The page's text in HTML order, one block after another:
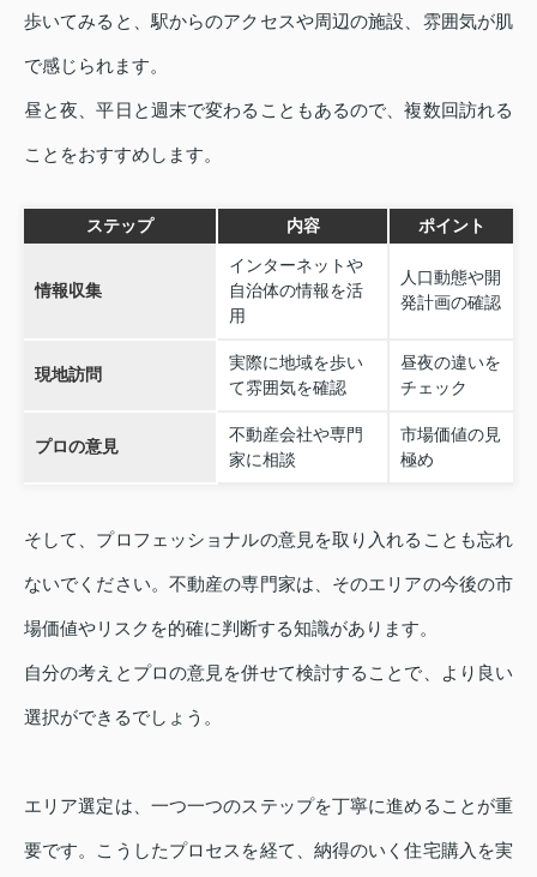
歩いてみると、駅からのアクセスや周辺の施設、雰囲気が肌
で感じられます。
昼と夜、平日と週末で変わることもあるので、複数回訪れる
ことをおすすめします。
ステップ 内容 ポイント
情報収集
インターネットや
自治体の情報を活
用
人口動態や開
発計画の確認
現地訪問
実際に地域を歩い
て雰囲気を確認
昼夜の違いを
チェック
プロの意見
不動産会社や専門
家に相談
市場価値の見
極め
そして、プロフェッショナルの意見を取り入れることも忘れ
ないでください。不動産の専門家は、そのエリアの今後の市
場価値やリスクを的確に判断する知識があります。
自分の考えとプロの意見を併せて検討することで、より良い
選択ができるでしょう。
エリア選定は、一つ一つのステップを丁寧に進めることが重
要です。こうしたプロセスを経て、納得のいく住宅購入を実